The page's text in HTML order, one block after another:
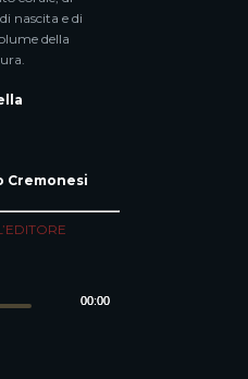
nascita e di
della
Cremonesi
00:00
00:00